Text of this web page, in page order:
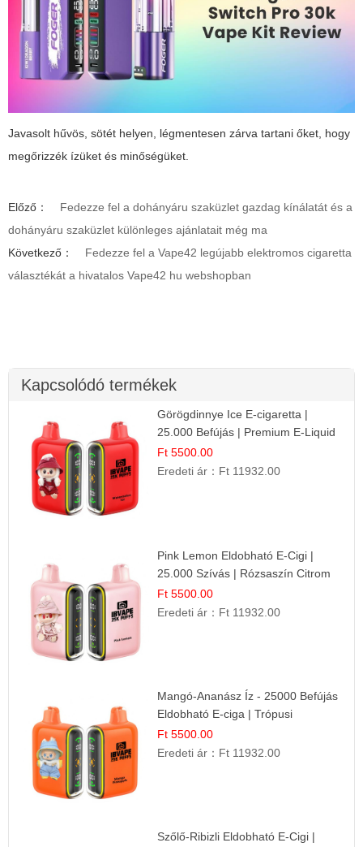
Javasolt hűvös, sötét helyen, légmentesen zárva tartani őket, hogy
megőrizzék ízüket és minőségüket.
Előző：
Fedezze fel a dohányáru szaküzlet gazdag kínálatát és a
dohányáru szaküzlet különleges ajánlatait még ma
Következő：
Fedezze fel a Vape42 legújabb elektromos cigaretta
választékát a hivatalos Vape42 hu webshopban
Kapcsolódó termékek
Görögdinnye Ice E-cigaretta |
25.000 Befújás | Premium E-Liquid
Ft 5500.00
Eredeti ár： Ft 11932.00
Pink Lemon Eldobható E-Cigi |
25.000 Szívás | Rózsaszín Citrom
Íz
Ft 5500.00
Eredeti ár： Ft 11932.00
Mangó-Ananász Íz - 25000 Befújás
Eldobható E-ciga | Trópusi
Gyümölcs Élmény!
Ft 5500.00
Eredeti ár： Ft 11932.00
Szőlő-Ribizli Eldobható E-Cigi |